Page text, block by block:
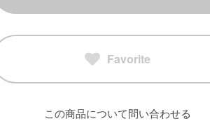
Favorite
この商品について問い合わせる